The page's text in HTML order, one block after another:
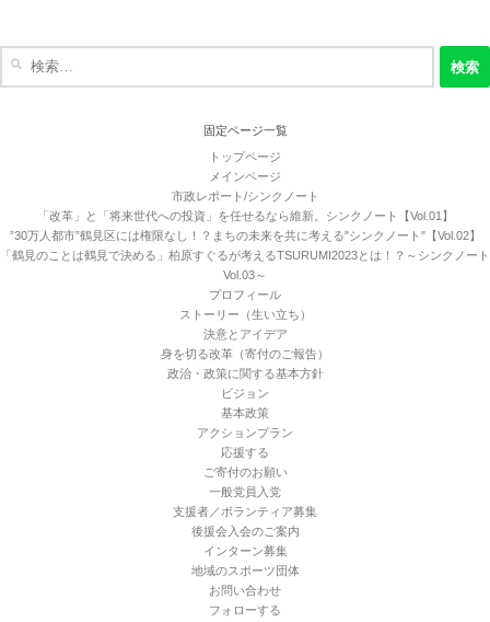
固定ページ一覧
トップページ
メインページ
市政レポート/シンクノート
「改革」と「将来世代への投資」を任せるなら維新。シンクノート【Vol.01】
”30万人都市”鶴見区には権限なし！？まちの未来を共に考える"シンクノート"【Vol.02】
「鶴見のことは鶴見で決める」柏原すぐるが考えるTSURUMI2023とは！？～シンクノート
Vol.03～
プロフィール
ストーリー（生い立ち）
決意とアイデア
身を切る改革（寄付のご報告）
政治・政策に関する基本方針
ビジョン
基本政策
アクションプラン
応援する
ご寄付のお願い
一般党員入党
支援者／ボランティア募集
後援会入会のご案内
インターン募集
地域のスポーツ団体
お問い合わせ
フォローする